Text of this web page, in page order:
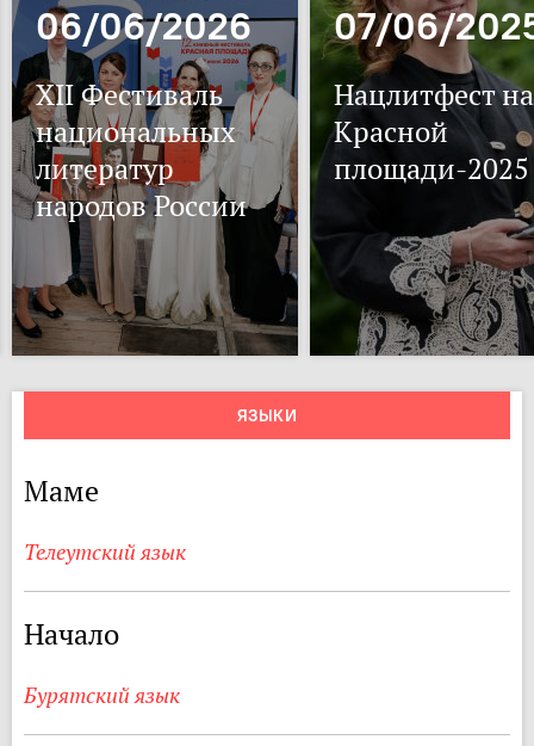
06/06/2026
XII Фестиваль
национальных
литератур
народов России
07/06/
Нацлитфест на
Красной
площади-2025
ЯЗЫКИ
Маме
Телеутский язык
Начало
Бурятский язык